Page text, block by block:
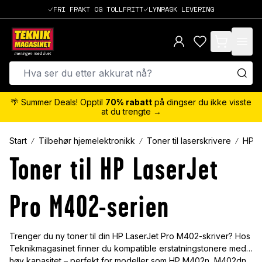
FRI FRAKT OG TOLLFRITT LYNRASK LEVERING
items in cart,
🌴 Summer Deals! Opptil 70% rabatt på dingser du ikke visste
at du trengte →
Start Tilbehør hjemelektronikk Toner til laserskrivere HP
Toner til HP LaserJet
Pro M402-serien
Trenger du ny toner til din HP LaserJet Pro M402-skriver? Hos
Teknikmagasinet finner du kompatible erstatningstonere med